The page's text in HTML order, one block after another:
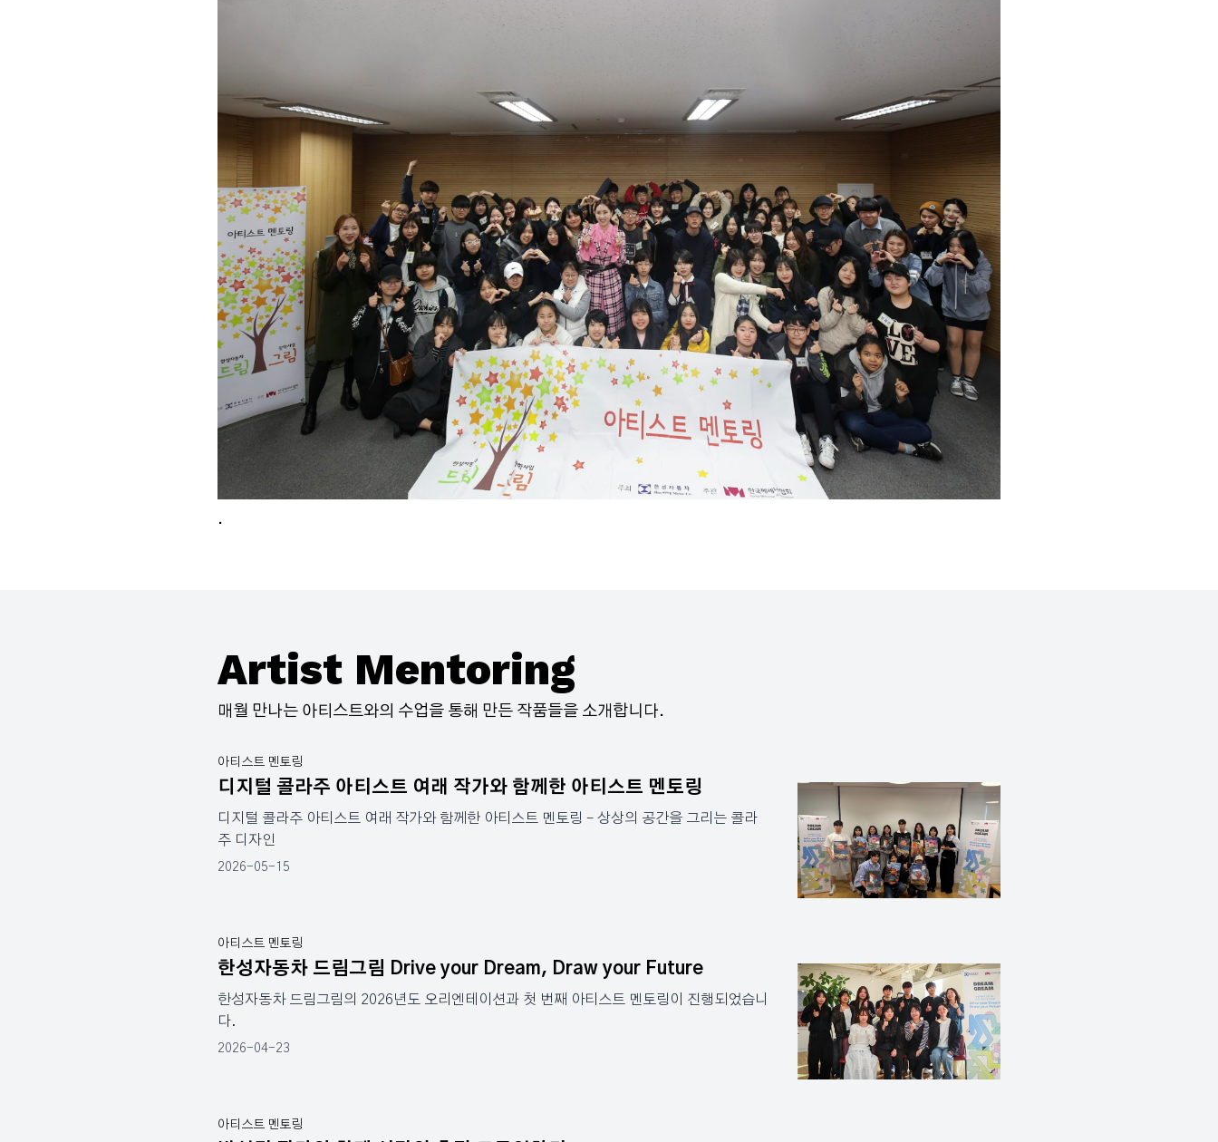
.
Artist Mentoring
매월 만나는 아티스트와의 수업을 통해 만든 작품들을 소개합니다.
아티스트 멘토링
디지털 콜라주 아티스트 여래 작가와 함께한 아티스트 멘토링
디지털 콜라주 아티스트 여래 작가와 함께한 아티스트 멘토링 – 상상의 공간을 그리는 콜라
주 디자인
2026-05-15
아티스트 멘토링
한성자동차 드림그림 Drive your Dream, Draw your Future
한성자동차 드림그림의 2026년도 오리엔테이션과 첫 번째 아티스트 멘토링이 진행되었습니
다.
2026-04-23
아티스트 멘토링